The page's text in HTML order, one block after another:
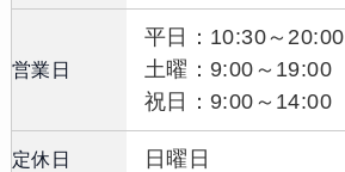
営業日
平日：10:30～20:00
土曜：9:00～19:00
祝日：9:00～14:00
定休日 日曜日